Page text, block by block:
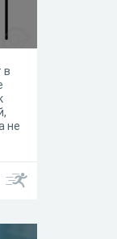
в
не
к